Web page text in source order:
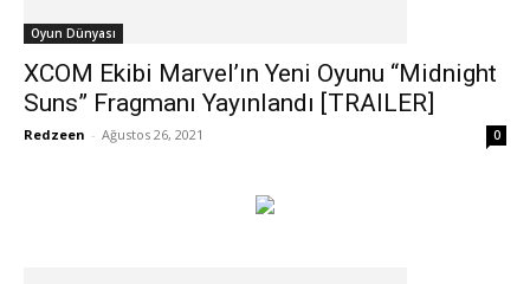
Oyun Dünyası
XCOM Ekibi Marvel’ın Yeni Oyunu “Midnight
Suns” Fragmanı Yayınlandı [TRAILER]
Redzeen - Ağustos 26, 2021 0